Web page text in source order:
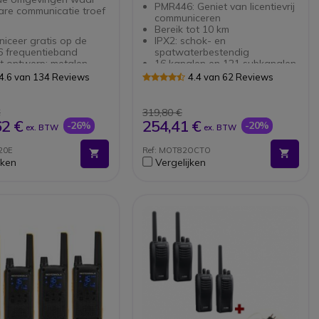
communicatie troef
gratis op de
frequentieband
ontwerp: metalen
- stof- en
km 13
en meer dan
in ideale condities
functie - handsfree
van 134 Reviews
€ ex. BTW -26%
PMR446: Geniet van licentievrij
communiceren
Bereik tot 10 km
IPX2: schok- en
spatwaterbestendig
16 kanalen en 121 subkanalen
Verborgen scherm: navigeer
batterijen)
Trillingen en iVox-functies
(activering van
Geïntegreerde zaklamp
ruimtebewakingsfunctie
8 walkie-talkies pack
4.4 van 62 Reviews
319,80 €
254,41 € ex. BTW -20%
Ref: MOT82OCTO
Vergelijken